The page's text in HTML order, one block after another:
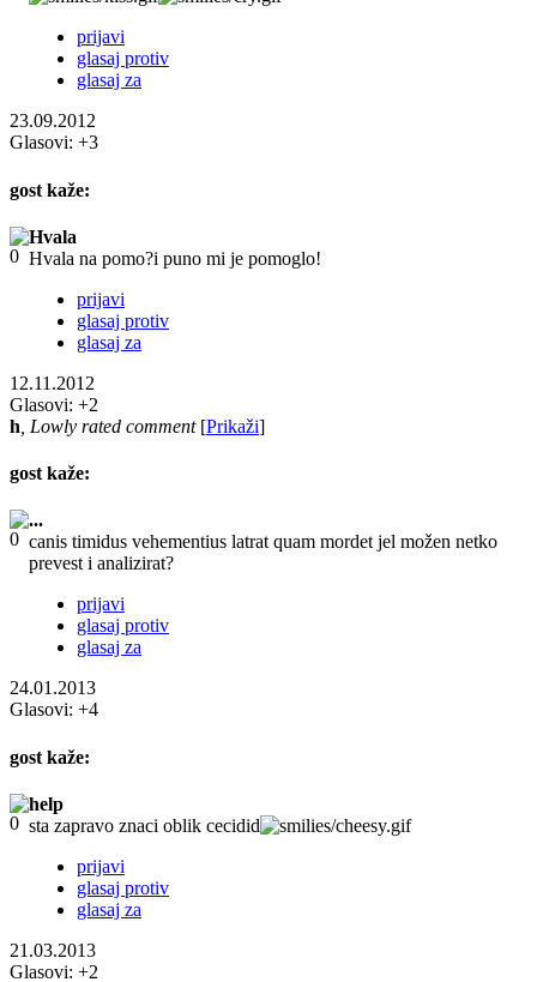
prijavi
glasaj protiv
glasaj za
23.09.2012
Glasovi: +3
gost kaže:
Hvala
Hvala na pomo?i puno mi je pomoglo!
prijavi
glasaj protiv
glasaj za
12.11.2012
Glasovi: +2
h , Lowly rated comment[Prikaži]
gost kaže:
...
canis timidus vehementius latrat quam mordet jel možen netko
prevest i analizirat?
prijavi
glasaj protiv
glasaj za
24.01.2013
Glasovi: +4
gost kaže:
help
sta zapravo znaci oblik cecidid
prijavi
glasaj protiv
glasaj za
21.03.2013
Glasovi: +2